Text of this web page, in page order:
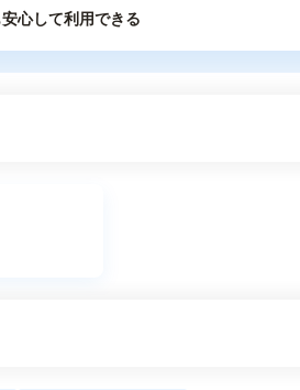
心して利用できる